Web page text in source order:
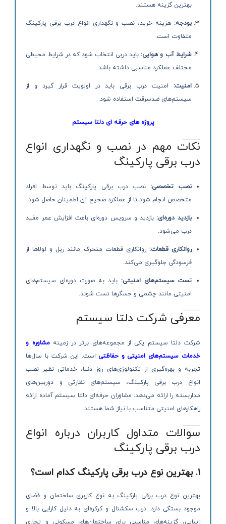
بهترین گزینه هستند.
بودجه: هزینه خرید، نصب و نگهداری انواع درب برقی پارکینگ
متفاوت است.
شرایط آب و هوایی: باید دربی انتخاب شود که در شرایط محیطی
مختلف عملکرد مناسبی داشته باشد.
امنیت: امنیت درب برقی باید در اولویت قرار گیرد و از
سیستم‌های ضدسرقت استفاده شود.
پروژه های حرفه ای دلتا سیستم
نکات مهم در نصب و نگهداری انواع
درب برقی پارکینگ
نصب تخصصی: نصب درب برقی پارکینگ باید توسط افراد
متخصص انجام شود تا از عملکرد صحیح آن اطمینان حاصل شود.
بازدید دوره‌ای: بازدید و سرویس دوره‌ای باعث افزایش عمر مفید
درب می‌شود.
روانکاری قطعات: روانکاری قطعات متحرک مانند ریل و لولاها از
فرسودگی جلوگیری می‌کند.
تست سیستم‌های امنیتی: باید به صورت دوره‌ای سیستم‌های
امنیتی مانند چشمی و حسگرها تست شوند.
معرفی شرکت دلتا سیستم
شرکت دلتا سیستم یکی از مجموعه‌های برتر در زمینهمشاوره و
خدمات سیستم‌های امنیتی و حفاظتی است. این شرکت با سال‌ها
تجربه و بهره‌گیری از تکنولوژی‌های روز دنیا، خدماتی نظیر نصب
انواع درب برقی پارکینگ، سیستم‌های نظارتی و دوربین‌های
مداربسته را ارائه می‌دهد. مشاوران حرفه‌ای دلتا سیستم آماده ارائه
راهکارهای امنیتی متناسب با نیاز شما هستند.
سوالات متداول کاربران درباره انواع
درب برقی پارکینگ
1. بهترین نوع درب برقی پارکینگ کدام است؟
بهترین نوع درب برقی پارکینگ به نوع کاربری ساختمان و فضای
موجود بستگی دارد. درب سکشنال و کرکره‌ای به دلیل کارایی بالا و
زیبایی، گزینه‌های مناسبی برای ساختمان‌های مسکونی و تجاری